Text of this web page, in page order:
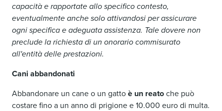
capacità e rapportate allo specifico contesto,
eventualmente anche solo attivandosi per assicurare
ogni specifica e adeguata assistenza. Tale dovere non
preclude la richiesta di un onorario commisurato
all'entità delle prestazioni.
Cani abbandonati
Abbandonare un cane o un gatto è un reato che può
costare fino a un anno di prigione e 10.000 euro di multa.